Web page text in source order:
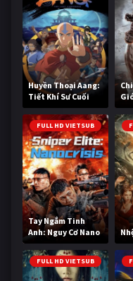
Huyền Thoại Aang:
Tiết Khí Sư Cuối
Cùng
FULL HD VIETSUB
Tay Ngắm Tinh
Anh: Nguy Cơ Nano
FULL HD VIETSUB